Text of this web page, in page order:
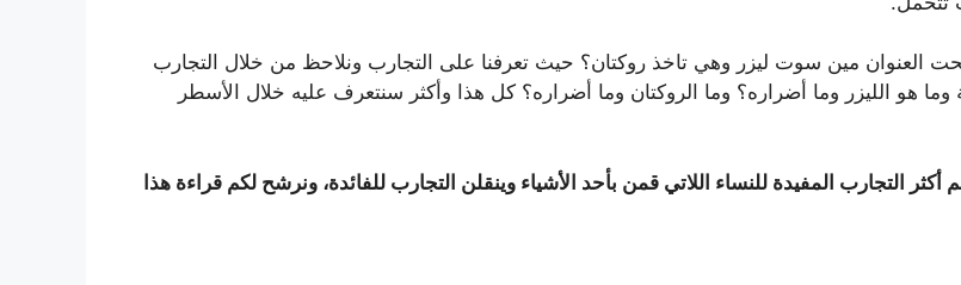
العنوان مين سوت ليزر وهي تاخذ روكتان؟ حيث تعرفنا على التجارب ونلاحظ من خلال التجارب
وما هو الليزر وما أضراره؟ وما الروكتان وما أضراره؟ كل هذا وأكثر سنتعرف عليه خلال الأسطر
التجارب المفيدة للنساء اللاتي قمن بأحد الأشياء وينقلن التجارب للفائدة، ونرشح لكم قراءة هذا